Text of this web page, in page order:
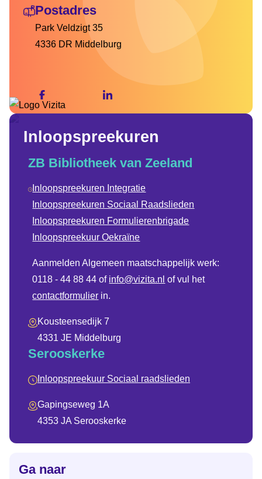
Postadres
Park Veldzigt 35
4336 DR Middelburg
Inloopspreekuren
ZB Bibliotheek van Zeeland
Inloopspreekuren Integratie
Inloopspreekuren Sociaal Raadslieden
Inloopspreekuren Formulierenbrigade
Inloopspreekuur Oekraïne
Aanmelden Algemeen maatschappelijk werk:
0118 - 44 88 44 of info@vizita.nl of vul het
contactformulier in.
Kousteensedijk 7
4331 JE Middelburg
Serooskerke
Inloopspreekuur Sociaal raadslieden
Gapingseweg 1A
4353 JA Serooskerke
Ga naar